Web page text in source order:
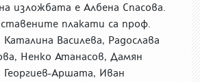
изложбата е Албена Спасова.
плакати са проф.
Василева, Радослава
Ненко Атанасов, Дамян
Георгиев-Аршата, Иван